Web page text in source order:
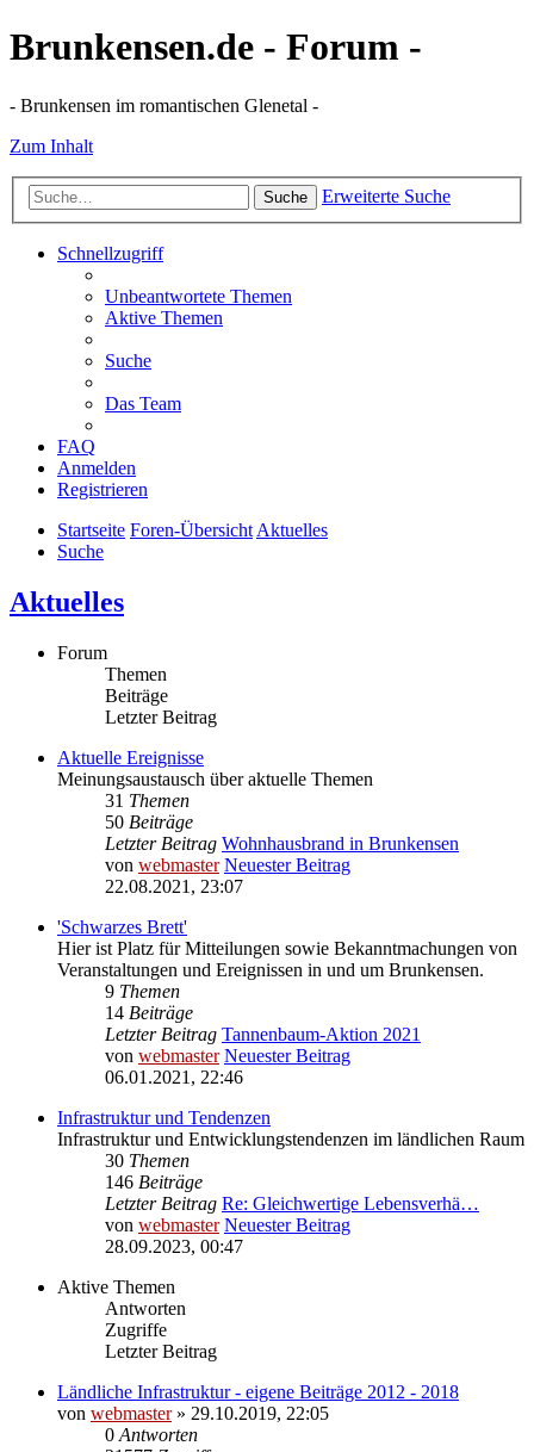
Brunkensen.de - Forum -
- Brunkensen im romantischen Glenetal -
Zum Inhalt
Suche Erweiterte Suche
Schnellzugriff
Unbeantwortete Themen
Aktive Themen
Suche
Das Team
FAQ
Anmelden
Registrieren
Startseite Foren-ÜbersichtAktuelles
Suche
Aktuelles
Forum
Themen
Beiträge
Letzter Beitrag
Aktuelle Ereignisse
Meinungsaustausch über aktuelle Themen
31 Themen
50 Beiträge
Letzter Beitrag Wohnhausbrand in Brunkensen
von webmaster Neuester Beitrag
22.08.2021, 23:07
'Schwarzes Brett'
Hier ist Platz für Mitteilungen sowie Bekanntmachungen von
Veranstaltungen und Ereignissen in und um Brunkensen.
9 Themen
14 Beiträge
Letzter Beitrag Tannenbaum-Aktion 2021
von webmaster Neuester Beitrag
06.01.2021, 22:46
Infrastruktur und Tendenzen
Infrastruktur und Entwicklungstendenzen im ländlichen Raum
30 Themen
146 Beiträge
Letzter Beitrag Re: Gleichwertige Lebensverhä…
von webmaster Neuester Beitrag
28.09.2023, 00:47
Aktive Themen
Antworten
Zugriffe
Letzter Beitrag
Ländliche Infrastruktur - eigene Beiträge 2012 - 2018
von webmaster» 29.10.2019, 22:05
0 Antworten